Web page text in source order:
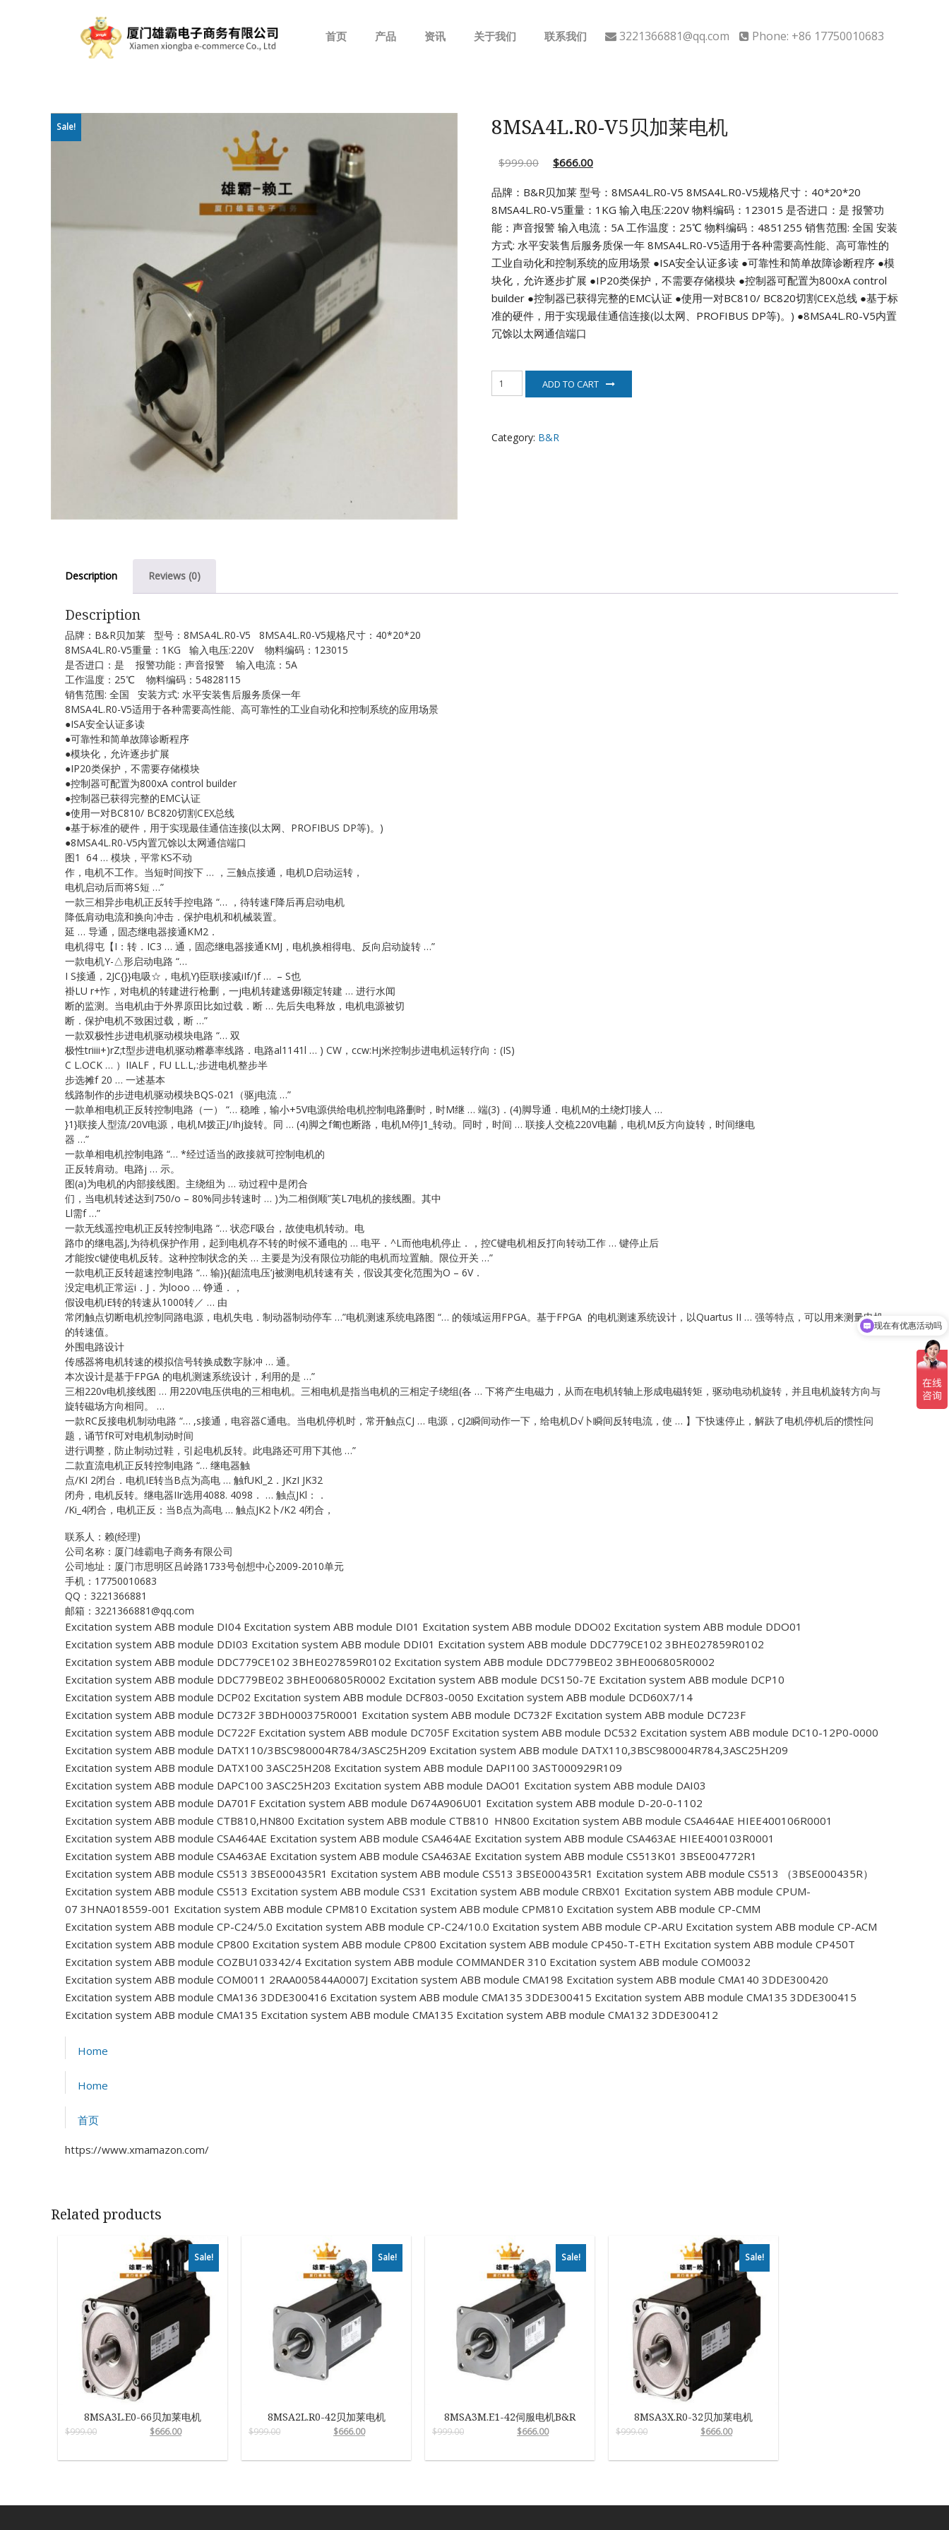
3221366881@qq.com Phone: +86 17750010683
首页 产品
B&R
Bently Nevada
NI
EATON
Kollmorgen
Lam Research
TRICONEX
WATLOW ANAFAZE
WOODWARD
资讯
公司介绍
关于我们 联系我们
Sale! 8MSA4L.R0-V5贝加莱电机
$999.00 $666.00
品牌：B&R贝加莱 型号：8MSA4L.R0-V5 8MSA4L.R0-V5规格尺寸：40*20*20
8MSA4L.R0-V5重量：1KG 输入电压:220V 物料编码：123015 是否进口：是 报警功
能：声音报警 输入电流：5A工作温度：25℃ 物料编码：4851255 销售范围: 全国 安装
方式: 水平安装售后服务质保一年 8MSA4L.R0-V5适用于各种需要高性能、高可靠性的
工业自动化和控制系统的应用场景 ●ISA安全认证多读 ●可靠性和简单故障诊断程序 ●模
块化，允许逐步扩展 ●IP20类保护，不需要存储模块 ●控制器可配置为800xA control
builder ●控制器已获得完整的EMC认证 ●使用一对BC810/ BC820切割CEX总线 ●基于标
准的硬件，用于实现最佳通信连接(以太网、PROFIBUS DP等)。) ●8MSA4L.R0-V5内置
冗馀以太网通信端口
电
ADD TO CART
Category: B&R
Description Reviews (0)
Description
品牌：B&R贝加莱 型号：8MSA4L.R0-V5 8MSA4L.R0-V5规格尺寸：40*20*20
8MSA4L.R0-V5重量：1KG 输入电压:220V 物料编码：123015
是否进口：是 报警功能：声音报警 输入电流：5A
工作温度：25℃ 物料编码：54828115
销售范围: 全国 安装方式: 水平安装售后服务质保一年
8MSA4L.R0-V5适用于各种需要高性能、高可靠性的工业自动化和控制系统的应用场景
●ISA安全认证多读
●可靠性和简单故障诊断程序
●模块化，允许逐步扩展
●IP20类保护，不需要存储模块
●控制器可配置为800xA control builder
●控制器已获得完整的EMC认证
●使用一对BC810/ BC820切割CEX总线
●基于标准的硬件，用于实现最佳通信连接(以太网、PROFIBUS DP等)。)
●8MSA4L.R0-V5内置冗馀以太网通信端口
图1 64 … 模块，平常KS不动
作，电机不工作。当短时间按下 … ，三触点接通，电机D启动运转，
电机启动后而将S短 …”
一款三相异步电机正反转手控电路 “… ，待转速F降后再启动电机
降低肩动电流和换向冲击．保护电机和机械装置。
延 … 导通，固态继电器接通KM2．
电机得屯【I：转．IC3 … 通，固恋继电器接通KMJ，电机换相得电、反向启动旋转 …”
一款电机Y-△形启动电路 “…
I S接通，2JC{}}电吸☆，电机Y}臣联i接减iIf/)f … – S也
褂LU r+怍，对电机的转建进行枪删，一j电机转建逃毋l额定转建 … 进行水闻
断的监测。当电机由于外界原田比如过载．断 … 先后失电释放，电机电源被切
断．保护电机不致困过载，断 …”
一款双极性步进电机驱动模块电路 “… 双
极性triiii+)rZ;t型步进电机驱动糌摹率线路．电路al1141l … ) CW，ccw:Hj米控制步进电机运转疗向：(IS)
C L.OCK … ）IIALF，FU LL.L,:步进电机整步半
步选摊f 20 … 一述基本
线路制作的步进电机驱动模块BQS-021（驱j电流 …”
一款单相电机正反转控制电路（一） “… 稳雎，输小+5V电源供给电机控制电路删时，时M继 … 端(3)．(4)脚导通．电机M的土绕灯l接人 …
}1}联接人型流/20V电源，电机M拨正J/Ihj旋转。同 … (4)脚之f匍也断路，电机M停J1_转动。同时，时间 … 联接人交梳220V电黼，电机M反方向旋转，时间继电
器 …”
一款单相电机控制电路 “… *经过适当的政接就可控制电机的
正反转肩动。电路j … 示。
图(a)为电机的内部接线图。主绕组为 … 动过程中是闭合
们，当电机转述达到750/o – 80%同步转速时 … )为二相倒顺”芙L7电机的接线圈。其中
Ll需f …”
一款无线遥控电机正反转控制电路 “… 状恋F吸台，故使电机转动。电
路巾的继电器J,为待机保护作用，起到电机存不转的时候不通电的 … 电平．^L而他电机停止．，控C键电机相反打向转动工作 … 键停止后
才能按c键使电机反转。这种控制状念的关 … 主要是为没有限位功能的电机而垃置舳。限位开关 …”
一款电机正反转超速控制电路 “… 输}}{龃流电压‘j被测电机转速有关，假设其变化范围为O – 6V．
没定电机正常运i．J．为looo … 铮通．，
假设电机iE转的转速从1000转／ … 由
常闭触点切断电机控制同路电源，电机失电．制动器制动停车 …”电机测速系统电路图 “… 的领域运用FPGA。基于FPGA 的电机测速系统设计，以Quartus II … 强等特点，可以用来测量电机
的转速值。
外围电路设计
传感器将电机转速的模拟信号转换成数字脉冲 … 通。
本次设计是基于FPGA 的电机测速系统设计，利用的是 …”
三相220v电机接线图 … 用220V电压供电的三相电机。三相电机是指当电机的三相定子绕组(各 … 下将产生电磁力，从而在电机转轴上形成电磁转矩，驱动电动机旋转，并且电机旋转方向与
旋转磁场方向相同。 …
一款RC反接电机制动电路 “… ,s接通，电容器C通电。当电机停机时，常开触点CJ … 电源，cJ2瞬间动作一下，给电机D√卜瞬间反转电流，使 … 】下快速停止，解趺了电机停机后的惯性问
题，诵节fR可对电机制动时间
进行调整，防止制动过鞋，引起电机反转。此电路还可用下其他 …”
二款直流电机正反转控制电路 “… 继电器触
点/KI 2闭台．电机IE转当B点为高电 … 触fUKl_2．JKzI JK32
闭舟，电机反转。继电器IIr选用4088. 4098． … 触点JKl：．
/Ki_4闭合，电机正反：当B点为高电 … 触点JK2卜/K2 4闭合，
联系人：赖(经理)
公司名称：厦门雄霸电子商务有限公司
公司地址：厦门市思明区吕岭路1733号创想中心2009-2010单元
手机：17750010683
QQ：3221366881
邮箱：3221366881@qq.com
Excitation system ABB module DI04 Excitation system ABB module DI01 Excitation system ABB module DDO02 Excitation system ABB module DDO01
Excitation system ABB module DDI03 Excitation system ABB module DDI01 Excitation system ABB module DDC779CE102 3BHE027859R0102
Excitation system ABB module DDC779CE102 3BHE027859R0102 Excitation system ABB module DDC779BE02 3BHE006805R0002
Excitation system ABB module DDC779BE02 3BHE006805R0002 Excitation system ABB module DCS150-7E Excitation system ABB module DCP10
Excitation system ABB module DCP02 Excitation system ABB module DCF803-0050 Excitation system ABB module DCD60X7/14
Excitation system ABB module DC732F 3BDH000375R0001 Excitation system ABB module DC732F Excitation system ABB module DC723F
Excitation system ABB module DC722F Excitation system ABB module DC705F Excitation system ABB module DC532 Excitation system ABB module DC10-12P0-0000
Excitation system ABB module DATX110/3BSC980004R784/3ASC25H209 Excitation system ABB module DATX110,3BSC980004R784,3ASC25H209
Excitation system ABB module DATX100 3ASC25H208 Excitation system ABB module DAPI100 3AST000929R109
Excitation system ABB module DAPC100 3ASC25H203 Excitation system ABB module DAO01 Excitation system ABB module DAI03
Excitation system ABB module DA701F Excitation system ABB module D674A906U01 Excitation system ABB module D-20-0-1102
Excitation system ABB module CTB810,HN800 Excitation system ABB module CTB810 HN800 Excitation system ABB module CSA464AE HIEE400106R0001
Excitation system ABB module CSA464AE Excitation system ABB module CSA464AE Excitation system ABB module CSA463AE HIEE400103R0001
Excitation system ABB module CSA463AE Excitation system ABB module CSA463AE Excitation system ABB module CS513K01 3BSE004772R1
Excitation system ABB module CS513 3BSE000435R1 Excitation system ABB module CS513 3BSE000435R1 Excitation system ABB module CS513 （3BSE000435R）
Excitation system ABB module CS513 Excitation system ABB module CS31 Excitation system ABB module CRBX01 Excitation system ABB module CPUM-
07 3HNA018559-001 Excitation system ABB module CPM810 Excitation system ABB module CPM810 Excitation system ABB module CP-CMM
Excitation system ABB module CP-C24/5.0 Excitation system ABB module CP-C24/10.0 Excitation system ABB module CP-ARU Excitation system ABB module CP-ACM
Excitation system ABB module CP800 Excitation system ABB module CP800 Excitation system ABB module CP450-T-ETH Excitation system ABB module CP450T
Excitation system ABB module COZBU103342/4 Excitation system ABB module COMMANDER 310 Excitation system ABB module COM0032
Excitation system ABB module COM0011 2RAA005844A0007J Excitation system ABB module CMA198 Excitation system ABB module CMA140 3DDE300420
Excitation system ABB module CMA136 3DDE300416 Excitation system ABB module CMA135 3DDE300415 Excitation system ABB module CMA135 3DDE300415
Excitation system ABB module CMA135 Excitation system ABB module CMA135 Excitation system ABB module CMA132 3DDE300412
Home
Home
首页
https://www.xmamazon.com/
Related products
Sale!
8MSA3L.E0-66贝加莱电机
$999.00 $666.00
Sale!
8MSA2L.R0-42贝加莱电机
$999.00 $666.00
Sale!
8MSA3M.E1-42伺服电机B&R
$999.00 $666.00
Sale!
8MSA3X.R0-32贝加莱电机
$999.00 $666.00
现在有优惠活动吗